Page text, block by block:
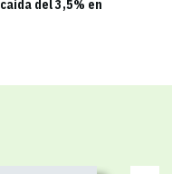
del 3,5% en